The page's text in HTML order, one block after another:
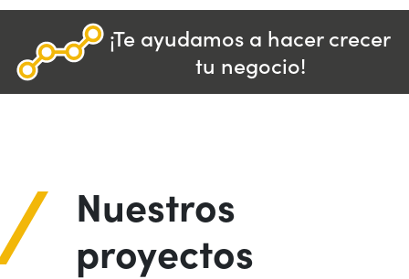
¡Te ayudamos a hacer crecer
tu negocio!
Nuestros
proyectos